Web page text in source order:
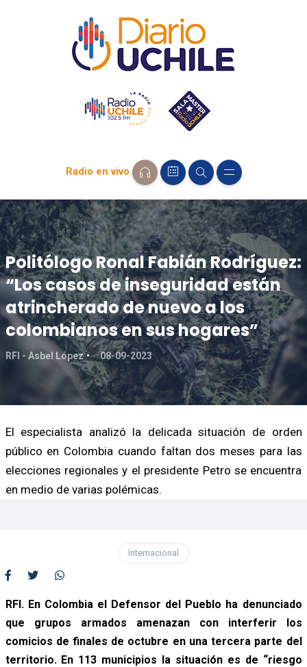
Radio en vivo
Politólogo Ronal Fabián Rodríguez:
“Los casos de inseguridad están
atrincherado de nuevo a los
colombianos en sus hogares”
RFI - Asbel López 08-09-2023
El especialista analizó la delicada situación de orden
público en Colombia cuando faltan dos meses para las
elecciones regionales y el presidente Petro se encuentra
en medio de varias polémicas.
Internacional
RFI. En Colombia el Defensor del Pueblo ha denunciado
que grupos armados amenazan con interferir los
comicios de finales de octubre en una tercera parte del
territorio. En 113 municipios la situación es de “riesgo